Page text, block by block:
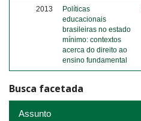
2013
Políticas
educacionais
brasileiras no estado
mínimo: contextos
acerca do direito ao
ensino fundamental
Busca facetada
Assunto